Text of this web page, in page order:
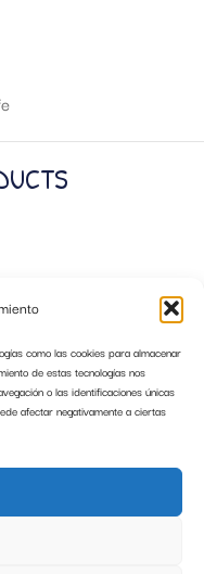
como las cookies para almacenar
de estas tecnologías nos
o las identificaciones únicas
afectar negativamente a ciertas
AZUL CIFE